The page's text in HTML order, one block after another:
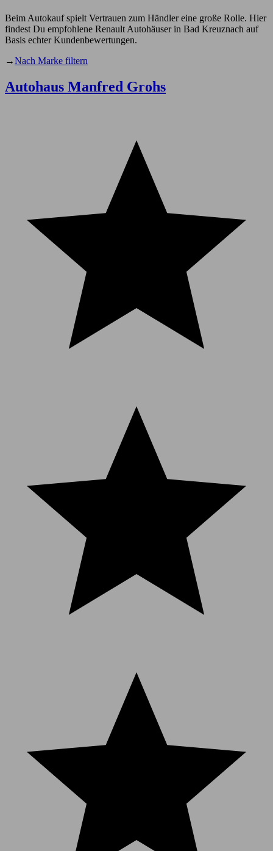
Beim Autokauf spielt Vertrauen zum Händler eine große Rolle. Hier
findest Du empfohlene Renault Autohäuser in Bad Kreuznach auf
Basis echter Kundenbewertungen.
→Nach Marke filtern
Autohaus Manfred Grohs